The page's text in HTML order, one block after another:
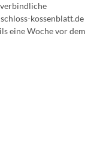
kossenblatt.de
eine Woche vor dem